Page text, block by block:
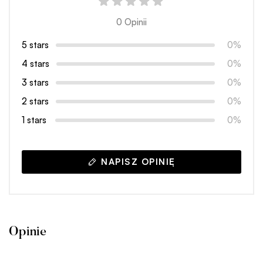
0 Opinii
5 stars
0%
4 stars
0%
3 stars
0%
2 stars
0%
1 stars
0%
NAPISZ OPINIĘ
Opinie